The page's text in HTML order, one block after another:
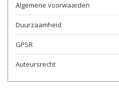
Algemene voorwaarden
Duurzaamheid
GPSR
Auteursrecht